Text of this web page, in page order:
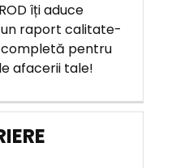
îți aduce
raport calitate-
pentru
afacerii tale!